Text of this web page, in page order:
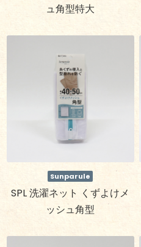
ュ角型特大
Sunparule
SPL 洗濯ネット くずよけメ
ッシュ角型